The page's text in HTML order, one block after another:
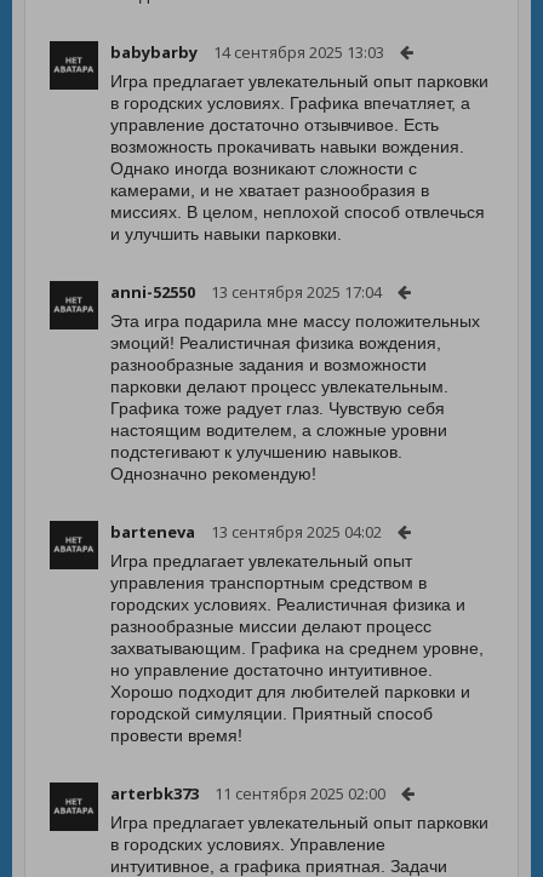
babybarby 14 сентября 2025 13:03
Игра предлагает увлекательный опыт парковки
в городских условиях. Графика впечатляет, а
управление достаточно отзывчивое. Есть
возможность прокачивать навыки вождения.
Однако иногда возникают сложности с
камерами, и не хватает разнообразия в
миссиях. В целом, неплохой способ отвлечься
и улучшить навыки парковки.
anni-52550 13 сентября 2025 17:04
Эта игра подарила мне массу положительных
эмоций! Реалистичная физика вождения,
разнообразные задания и возможности
парковки делают процесс увлекательным.
Графика тоже радует глаз. Чувствую себя
настоящим водителем, а сложные уровни
подстегивают к улучшению навыков.
Однозначно рекомендую!
barteneva 13 сентября 2025 04:02
Игра предлагает увлекательный опыт
управления транспортным средством в
городских условиях. Реалистичная физика и
разнообразные миссии делают процесс
захватывающим. Графика на среднем уровне,
но управление достаточно интуитивное.
Хорошо подходит для любителей парковки и
городской симуляции. Приятный способ
провести время!
arterbk373 11 сентября 2025 02:00
Игра предлагает увлекательный опыт парковки
в городских условиях. Управление
интуитивное, а графика приятная. Задачи